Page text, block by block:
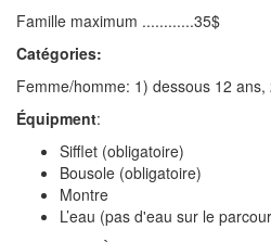
Famille maximum ............35$
Catégories:
Femme/homme: 1) dessous 12
Équipment:
Sifflet (obligatoire)
Bousole (obligatoire)
Montre
L’eau (pas d'eau sur le